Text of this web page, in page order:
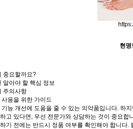
현명
중요할까요?
알아야 할 핵심 정보
주의사항
용을 위한 가이드
능 개선에 도움을 줄 수 있는 의약품입니다. 하
고 있다면, 우선 전문가와 상담하는 것이 중요
기 전에는 반드시 정품 여부를 확인해야 합니다